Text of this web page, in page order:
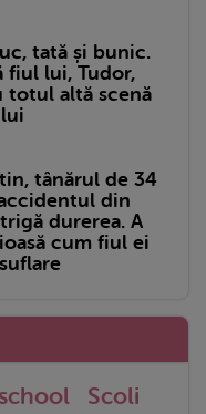
tată și bunic.
fiul lui, Tudor,
totul altă scenă
tânărul de 34
din
durerea. A
cum fiul ei
Scoli